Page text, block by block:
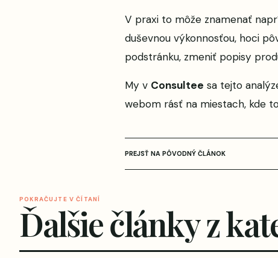
V praxi to môže znamenať
duševnou výkonnosťou, hoci
podstránku, zmeniť popisy
My v Consultee sa tejto
webom rásť na miestach, kde
PREJSŤ NA PÔVODNÝ ČLÁNOK
POKRAČUJTE V ČÍTANÍ
Ďalšie články z